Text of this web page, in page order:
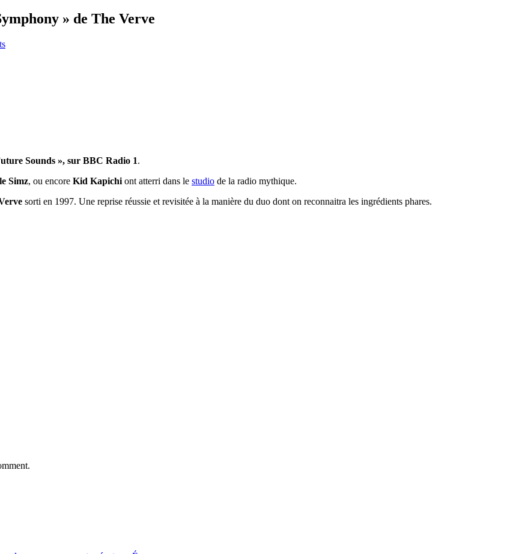
» de The Verve
Sounds », sur BBC Radio 1.
Simz, ou encore Kid Kapichi ont atterri dans le studio de la radio mythique.
sorti en 1997. Une reprise réussie et revisitée à la manière du duo dont on reconnaitra les ingrédients phares.